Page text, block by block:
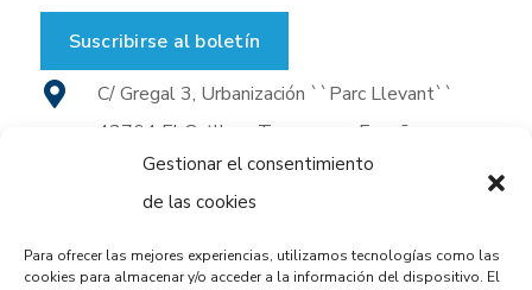
Gestionar el consentimiento
de las cookies
Para ofrecer las mejores experiencias, utilizamos tecnologías como las
cookies para almacenar y/o acceder a la información del dispositivo. El
Suscribirse al boletín
C/ Gregal 3, Urbanización ``Parc Llevant``
43764 El Catllar - Tarragona - España
(+34) 977 653 898
(+34) 977 653 930